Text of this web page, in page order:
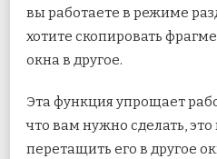
вы работаете в режиме
хотите скопировать
окна в другое.
Эта функция упрощает
что вам нужно сделать,
перетащить его в другое